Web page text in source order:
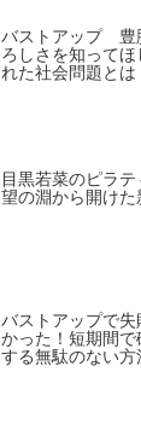
バストアップ 豊
ろしさを知ってほ
れた社会問題とは
目黒若菜のピラ
望の淵から開けた
バストアップで
かった！短期間で
する無駄のない方